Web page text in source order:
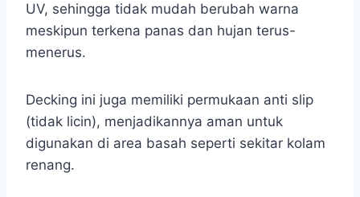
UV, sehingga tidak mudah berubah warna
meskipun terkena panas dan hujan terus-
menerus.
Decking ini juga memiliki permukaan anti slip
(tidak licin), menjadikannya aman untuk
digunakan di area basah seperti sekitar kolam
renang.